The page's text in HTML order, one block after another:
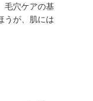
毛穴ケアの基
うが、肌には